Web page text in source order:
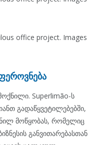
Superlimão-ს
გადაწყვეტილებებში,
მოწყობას, რომელიც
განვითარებასთან